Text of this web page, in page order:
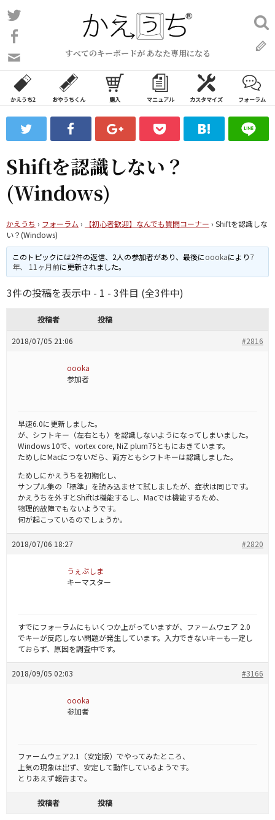
コ
ン
ン
ツ
ス
ッ
すべてのキーボードが あなた専用になる
い
合
わ
フ
ォ
ム
検
索:
かえうち2 おやうちくん 購入 マニュアル カスタマイズ フォーラム
Shiftを認識しない？
(Windows)
かえうち › フォーラム › 【初心者歓迎】なんでも質問コーナー › Shiftを認識しな
い？(Windows)
このトピックには2件の返信、2人の参加者があり、最後にoookaにより7
年、 11ヶ月前に更新されました。
3件の投稿を表示中 - 1 - 3件目 (全3件中)
投稿者 投稿
2018/07/05 21:06 #2816
oooka
参加者
早速6.0に更新しました。
が、シフトキー（左右とも）を認識しないようになってしまいました。
Windows 10で、vortex core, NiZ plum75ともにおきています。
ためしにMacにつないだら、両方ともシフトキーは認識しました。
ためしにかえうちを初期化し、
サンプル集の「標準」を読み込ませて試しましたが、症状は同じです。
かえうちを外すとShiftは機能するし、Macでは機能するため、
物理的故障でもないようです。
何が起こっているのでしょうか。
2018/07/06 18:27 #2820
うぇぶしま
キーマスター
すでにフォーラムにもいくつか上がっていますが、ファームウェア 2.0
でキーが反応しない問題が発生しています。入力できないキーも一定し
ておらず、原因を調査中です。
2018/09/05 02:03 #3166
oooka
参加者
ファームウェア2.1（安定版）でやってみたところ、
上気の現象は出ず、安定して動作しているようです。
とりあえず報告まで。
投稿者 投稿